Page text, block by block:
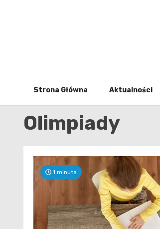
Strona Główna Aktualności
Olimpiady
1 minuta